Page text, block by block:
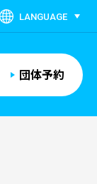
LANGUAGE
団体予約